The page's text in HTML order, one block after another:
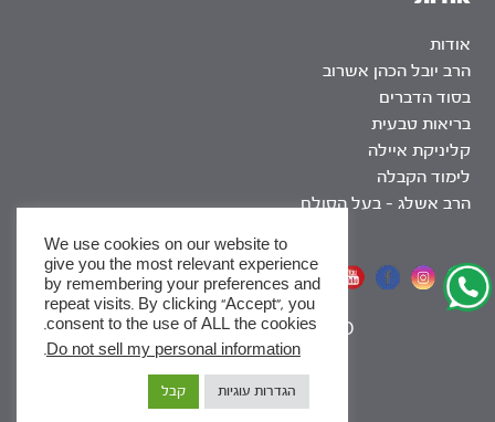
אודות
הרב יובל הכהן אשרוב
בסוד הדברים
בריאות טבעית
קליניקת איילה
לימוד הקבלה
הרב אשלג – בעל הסולם
אתר שומר שבת
SEO
|
We use cookies on our website to
give you the most relevant experience
by remembering your preferences and
repeat visits. By clicking “Accept”, you
consent to the use of ALL the cookies.
Do not sell my personal information
.
הגדרות עוגיות קבל
x